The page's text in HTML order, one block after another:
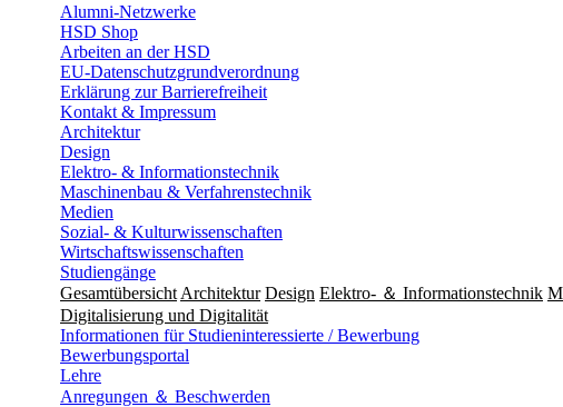
Alumni-Netzwerke
HSD Shop
Arbeiten an der HSD
EU-Datenschutzgrundverordnung
Erklärung zur Barrierefreiheit
Kontakt & Impressum
Architektur
Design
Elektro- & Informationstechnik
Maschinenbau & Verfahrenstechnik
Medien
Sozial- & Kulturwissenschaften
Wirtschaftswissenschaften
Studiengänge
Gesamtübersicht Architektur Design Elektro- ＆ Informationstechnik
Digitalisierung und Digitalität
Informationen für Studieninteressierte / Bewerbung
Bewerbungsportal
Lehre
Anregungen ＆ Beschwerden